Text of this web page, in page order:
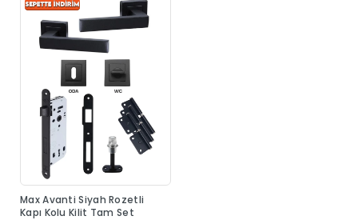
Max Avanti Siyah Rozetli
Kapı Kolu Kilit Tam Set